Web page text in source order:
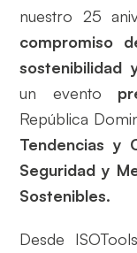
nuestro 25
compromiso
sostenibilidad
un evento
República
Tendencias y
Seguridad y
Sostenibles.
Desde